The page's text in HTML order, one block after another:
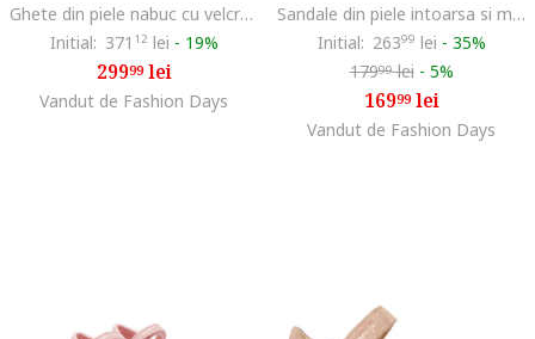
Ghete din piele nabuc cu velcro, Roz
Initial: 371 12 lei - 19%
29999lei
Vandut de Fashion Days
Sandale din piele intoarsa si material textil cu inchidere velcro, Roz pastel
Initial: 26399 lei - 35%
17999lei - 5%
16999lei
Vandut de Fashion Days